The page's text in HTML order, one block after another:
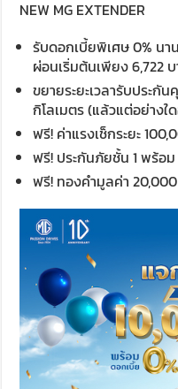
NEW MG EXTENDER
รับดอกเบี้ยพิเศษ 0% น
ผ่อนเริ่มต้นเพียง 6,722
ขยายระยะเวลารับประ
กิโลเมตร (แล้วแต่อย่าง
ฟรี! ค่าแรงเช็กระยะ
ฟรี! ประกันภัยชั้น 1 พร้อ
ฟรี! ทองคำมูลค่า